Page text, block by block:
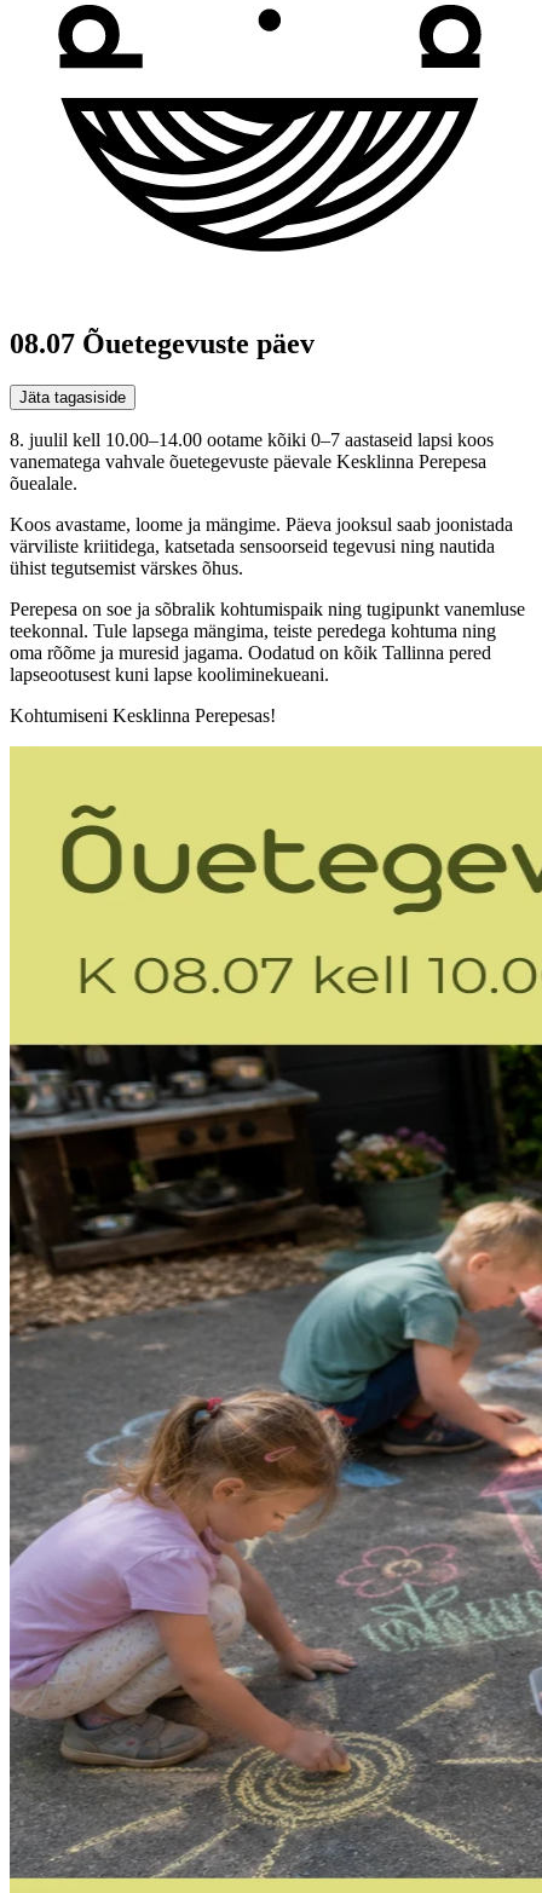
08.07 Õuetegevuste päev
Jäta tagasiside
8. juulil kell 10.00–14.00 ootame kõiki 0–7 aastaseid lapsi koos
vanematega vahvale õuetegevuste päevale Kesklinna Perepesa
õuealale.
Koos avastame, loome ja mängime. Päeva jooksul saab joonistada
värviliste kriitidega, katsetada sensoorseid tegevusi ning nautida
ühist tegutsemist värskes õhus.
Perepesa on soe ja sõbralik kohtumispaik ning tugipunkt vanemluse
teekonnal. Tule lapsega mängima, teiste peredega kohtuma ning
oma rõõme ja muresid jagama. Oodatud on kõik Tallinna pered
lapseootusest kuni lapse kooliminekueani.
Kohtumiseni Kesklinna Perepesas!